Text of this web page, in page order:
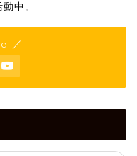
中。
／